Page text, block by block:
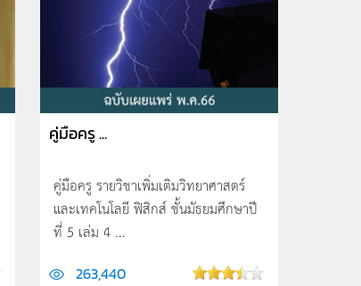
คู่มือครู ...
คู่มือครู รายวิชาเพิ่มเติมวิทยาศาสตร์
และเทคโนโลยี ฟิสิกส์ ชั้นมัธยมศึกษาปี
ที่ 5 เล่ม 4 ...
263,440